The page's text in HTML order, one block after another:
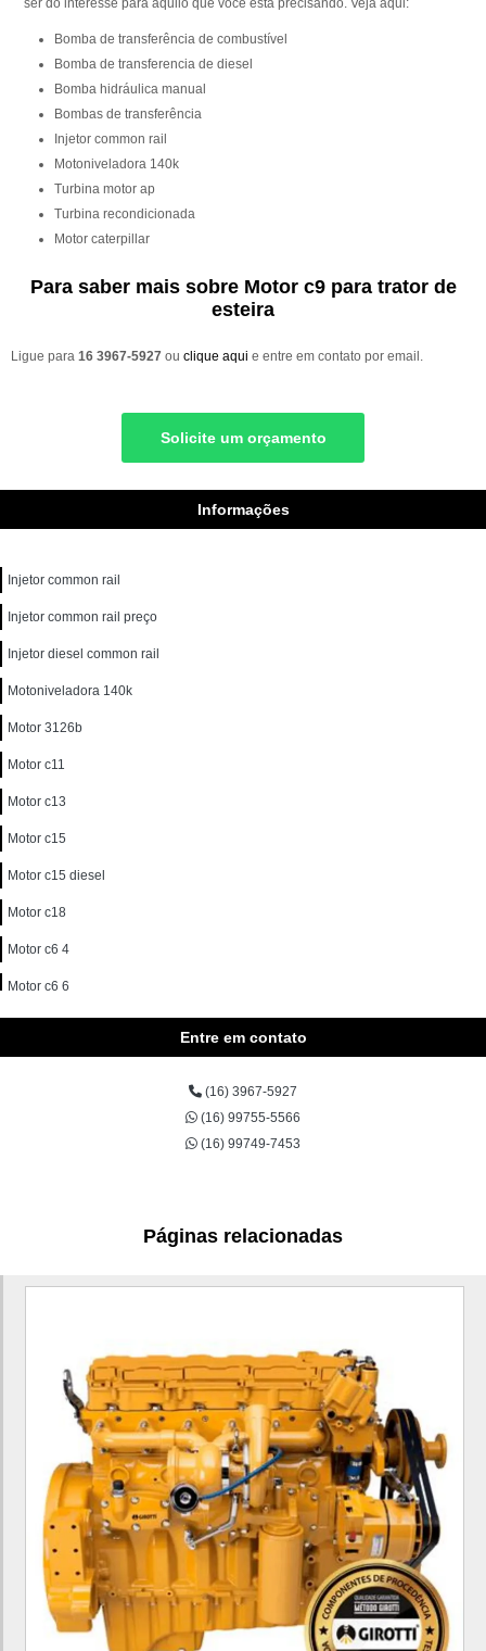
bomba de transferência de combustível
bomba de transferencia de diesel
bomba hidráulica manual
bombas de transferência
injetor common rail
motoniveladora 140k
turbina motor ap
turbina recondicionada
motor caterpillar
Para saber mais sobre Motor c9 para trator de
esteira
Ligue para 16 3967-5927 ou clique aqui e entre em contato por email.
Solicite um orçamento
Informações
Injetor common rail
Injetor common rail preço
Injetor diesel common rail
Motoniveladora 140k
Motor 3126b
Motor c11
Motor c13
Motor c15
Motor c15 diesel
Motor c18
Motor c6 4
Motor c6 6
Motor c7
Motor c7 1
Peças de escavadeira hidráulica
Unidade injetora c7
Valor motoniveladora 140k
Motor c7.1 para pá carregadeira
Motor c7.1 para pá carregadeira 924K
Motor c7.1 para trator de esteira
Motor c7.1 para trator de esteira D6K
Motor c6.6 para trator de esteira
Motor c6.6 para trator de esteira D6N
Entre em contato
(16) 3967-5927
(16) 99755-5566
(16) 99749-7453
Páginas relacionadas